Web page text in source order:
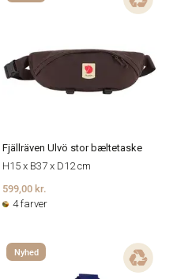
Fjällräven Ulvö stor bæltetaske
H15 x B37 x D12 cm
599,00 kr.
4 farver
Nyhed